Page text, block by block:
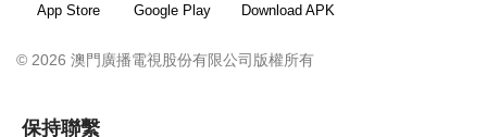
App Store Google Play Download APK
© 2026 澳門廣播電視股份有限公司版權所有
保持聯繫